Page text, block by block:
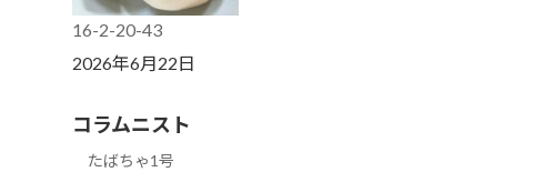
16-2-20-43
2026年6月22日
コラムニスト
たばちゃ1号